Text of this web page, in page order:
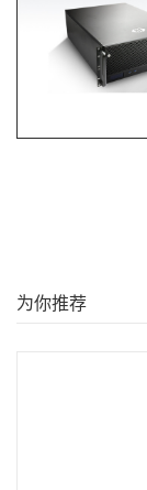
为你推荐